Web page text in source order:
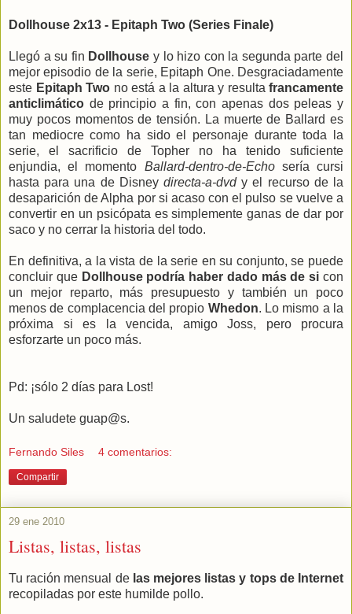
Dollhouse 2x13 - Epitaph Two (Series Finale)
Llegó a su fin Dollhouse y lo hizo con la segunda parte del
mejor episodio de la serie, Epitaph One. Desgraciadamente
este Epitaph Two no está a la altura y resulta francamente
anticlimático de principio a fin, con apenas dos peleas y
muy pocos momentos de tensión. La muerte de Ballard es
tan mediocre como ha sido el personaje durante toda la
serie, el sacrificio de Topher no ha tenido suficiente
enjundia, el momento Ballard-dentro-de-Echosería cursi
hasta para una de Disney directa-a-dvdy el recurso de la
desaparición de Alpha por si acaso con el pulso se vuelve a
convertir en un psicópata es simplemente ganas de dar por
saco y no cerrar la historia del todo.
En definitiva, a la vista de la serie en su conjunto, se puede
concluir que Dollhouse podría haber dado más de si con
un mejor reparto, más presupuesto y también un poco
menos de complacencia del propio Whedon. Lo mismo a la
próxima si es la vencida, amigo Joss, pero procura
esforzarte un poco más.
Pd: ¡sólo 2 días para Lost!
Un saludete guap@s.
Fernando Siles 4 comentarios:
Compartir
29 ene 2010
Listas, listas, listas
Tu ración mensual de las mejores listas y tops de Internet
recopiladas por este humilde pollo.